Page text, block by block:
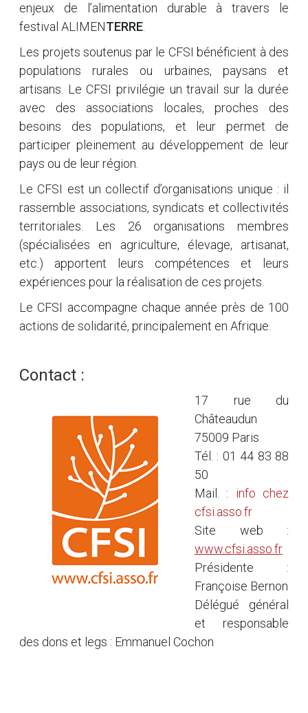
enjeux de l’alimentation durable à travers le
festival ALIMENTERRE
Les projets soutenus par le CFSI bénéficient à des
populations rurales ou urbaines, paysans et
artisans. Le CFSI privilégie un travail sur la durée
avec des associations locales, proches des
besoins des populations, et leur permet de
participer pleinement au développement de leur
pays ou de leur région.
Le CFSI est un collectif d’organisations unique : il
rassemble associations, syndicats et collectivités
territoriales. Les 26 organisations membres
(spécialisées en agriculture, élevage, artisanat,
etc.) apportent leurs compétences et leurs
expériences pour la réalisation de ces projets.
Le CFSI accompagne chaque année près de 100
actions de solidarité, principalement en Afrique.
Contact :
17 rue du
Châteaudun
75009 Paris
Tél. : 01 44 83 88
50
Mail. : info chez
cfsi.asso.fr
Site web :
www.cfsi.asso.fr
Présidente :
Françoise Bernon
Délégué général
et responsable
des dons et legs : Emmanuel Cochon